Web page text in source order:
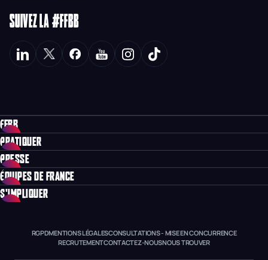
SUIVEZ LA #FFBB
FFBB
PRATIQUER
PRESSE
ÉQUIPES DE FRANCE
S'IMPLIQUER
RGPDMENTIONS LÉGALESCONSULTATIONS - MISE EN CONCURRENCE
RECRUTEMENTCONTACTEZ-NOUSNOUS TROUVER